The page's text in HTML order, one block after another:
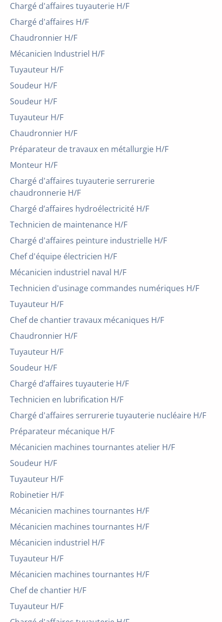
Chargé d'affaires tuyauterie H/F
Chargé d'affaires H/F
Chaudronnier H/F
Mécanicien Industriel H/F
Tuyauteur H/F
Soudeur H/F
Soudeur H/F
Tuyauteur H/F
Chaudronnier H/F
Préparateur de travaux en métallurgie H/F
Monteur H/F
Chargé d'affaires tuyauterie serrurerie
chaudronnerie H/F
Chargé d’affaires hydroélectricité H/F
Technicien de maintenance H/F
Chargé d'affaires peinture industrielle H/F
Chef d'équipe électricien H/F
Mécanicien industriel naval H/F
Technicien d'usinage commandes numériques H/F
Tuyauteur H/F
Chef de chantier travaux mécaniques H/F
Chaudronnier H/F
Tuyauteur H/F
Soudeur H/F
Chargé d’affaires tuyauterie H/F
Technicien en lubrification H/F
Chargé d'affaires serrurerie tuyauterie nucléaire H/F
Préparateur mécanique H/F
Mécanicien machines tournantes atelier H/F
Soudeur H/F
Tuyauteur H/F
Robinetier H/F
Mécanicien machines tournantes H/F
Mécanicien machines tournantes H/F
Mécanicien industriel H/F
Tuyauteur H/F
Mécanicien machines tournantes H/F
Chef de chantier H/F
Tuyauteur H/F